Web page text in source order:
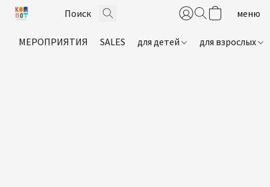
МЕРОПРИЯТИЯ SALES для детей для взрослых